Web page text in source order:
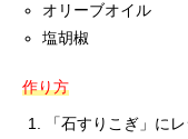
オリーブオイ
塩胡椒
作り方
「石すりこぎ」に